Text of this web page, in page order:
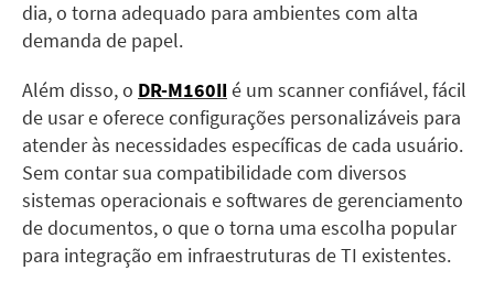
dia, o torna adequado para ambientes com alta
demanda de papel.
Além disso, o DR-M160II é um scanner confiável, fácil
de usar e oferece configurações personalizáveis para
atender às necessidades específicas de cada usuário.
Sem contar sua compatibilidade com diversos
sistemas operacionais e softwares de gerenciamento
de documentos, o que o torna uma escolha popular
para integração em infraestruturas de TI existentes.